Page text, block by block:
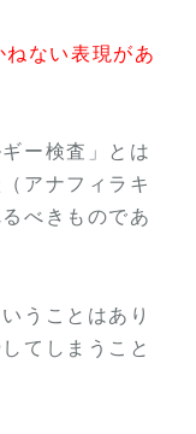
ねない表現があ
ー検査」とは
アナフィラキ
べきものであ
うことはあり
てしまうこと